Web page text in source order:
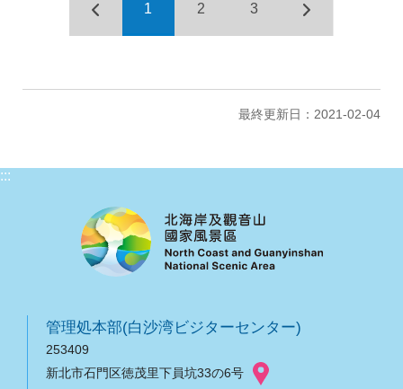
1 2 3
最終更新日：2021-02-04
:::
管理処本部(白沙湾ビジターセンター)
253409
新北市石門区徳茂里下員坑33の6号